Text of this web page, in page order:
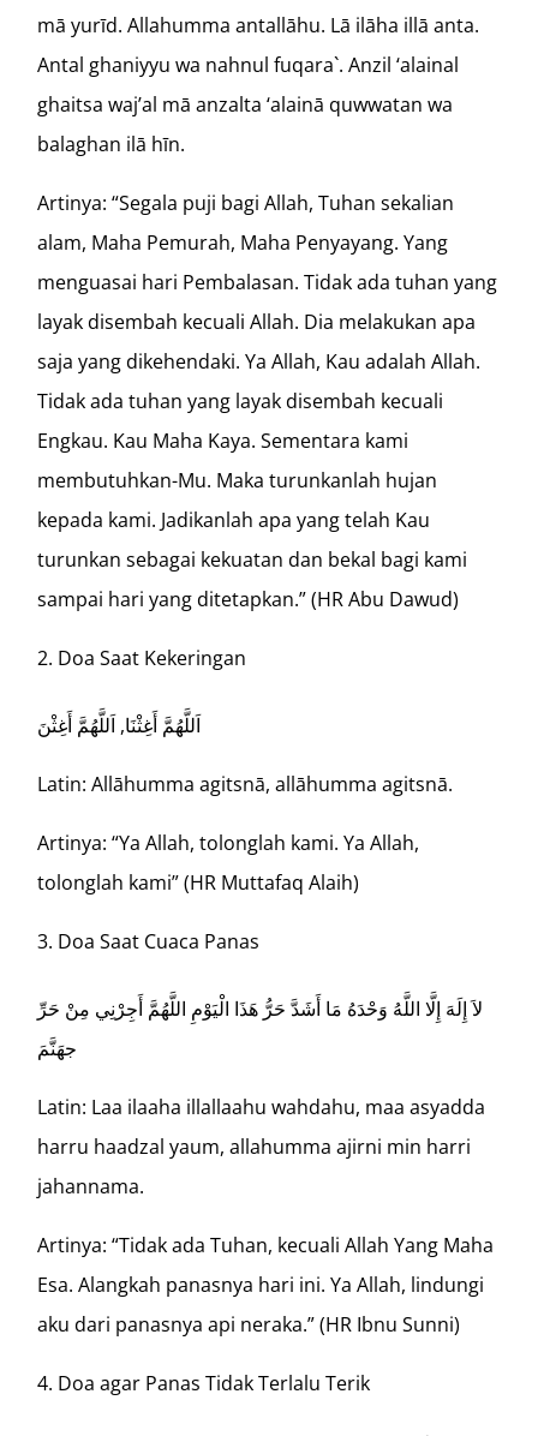
mā yurīd. Allahumma antallāhu. Lā ilāha illā anta.
Antal ghaniyyu wa nahnul fuqara`. Anzil ‘alainal
ghaitsa waj’al mā anzalta ‘alainā quwwatan wa
balaghan ilā hīn.
Artinya: “Segala puji bagi Allah, Tuhan sekalian
alam, Maha Pemurah, Maha Penyayang. Yang
menguasai hari Pembalasan. Tidak ada tuhan yang
layak disembah kecuali Allah. Dia melakukan apa
saja yang dikehendaki. Ya Allah, Kau adalah Allah.
Tidak ada tuhan yang layak disembah kecuali
Engkau. Kau Maha Kaya. Sementara kami
membutuhkan-Mu. Maka turunkanlah hujan
kepada kami. Jadikanlah apa yang telah Kau
turunkan sebagai kekuatan dan bekal bagi kami
sampai hari yang ditetapkan.” (HR Abu Dawud)
Doa Saat Kekeringan
اَللَّهُمَّ أَغِثْنَا, اَللَّهُمَّ أَغِثْنَ
Latin: Allāhumma agitsnā, allāhumma agitsnā.
Artinya: “Ya Allah, tolonglah kami. Ya Allah,
tolonglah kami” (HR Muttafaq Alaih)
Doa Saat Cuaca Panas
لاَ إِلَهَ إِلَّا اللَّهُ وَحْدَهُ مَا أَشَدَّ حَرُّ هَذَا الْيَوْمِ اللَّهُمَّ أَجِرْنِي مِنْ حَرِّ
جهَنَّمَ
Latin: Laa ilaaha illallaahu wahdahu, maa asyadda
harru haadzal yaum, allahumma ajirni min harri
jahannama.
Artinya: “Tidak ada Tuhan, kecuali Allah Yang Maha
Esa. Alangkah panasnya hari ini. Ya Allah, lindungi
aku dari panasnya api neraka.” (HR Ibnu Sunni)
Doa agar Panas Tidak Terlalu Terik